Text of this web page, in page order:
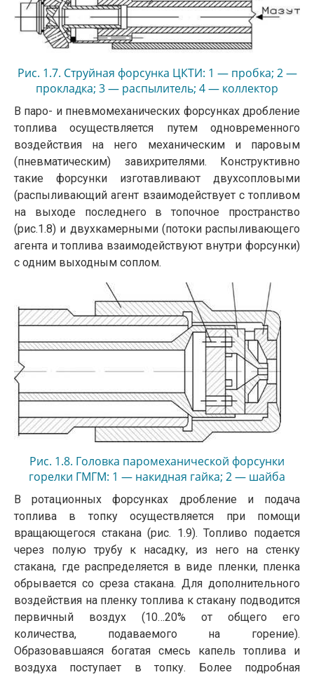
Рис. 1.7. Струйная форсунка ЦКТИ: 1 — пробка; 2 —
прокладка; 3 — распылитель; 4 — коллектор
паровой; 5 — корпус; 6 — топливный ствол; 7 —
паровой ствол
В паро- и пневмомеханических форсунках дробление
топлива осуществляется путем одновременного
воздействия на него механическим и паровым
(пневматическим) завихрителями. Конструктивно
такие форсунки изготавли­вают двухсопловыми
(распыливающий агент взаимодействует с топливом
на выходе последнего в топочное пространство
(рис.1.8) и двухкамерными (пото­ки распыливающего
агента и топлива взаимодействуют внутри форсунки)
с од­ним выходным соплом.
Рис. 1.8. Головка паромеханической форсунки
горелки ГМГМ: 1 — накидная гайка; 2 — шайба
распределительная; 3 — завихритель топливный; 4
— завихритель паровой
В ротационных форсунках дробление и подача
топлива в топку осуществляется при помощи
вращающегося стакана (рис. 1.9). Топливо подается
через полую трубу к насадку, из него на стенку
стакана, где распределяется в виде пленки, пленка
обрывается со среза стакана. Для дополнительного
воздействия на пленку топлива к стакану подводится
первичный воздух (10…20% от общего его
количества, подаваемого на горение).
Образовавшаяся богатая смесь капель топлива и
воздуха поступает в топку. Более подробная